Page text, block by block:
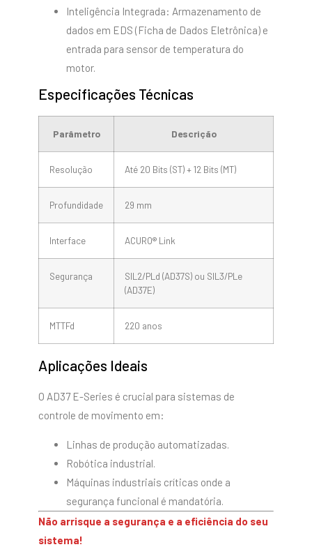
Inteligência Integrada: Armazenamento de
dados em EDS (Ficha de Dados Eletrônica) e
entrada para sensor de temperatura do
motor.
Especificações Técnicas
Parâmetro Descrição
Resolução Até 20 Bits (ST) + 12 Bits (MT)
Profundidade 29 mm
Interface ACURO® Link
Segurança
SIL2/PLd (AD37S) ou SIL3/PLe
(AD37E)
MTTFd 220 anos
Aplicações Ideais
O AD37 E-Series é crucial para sistemas de
controle de movimento em:
Linhas de produção automatizadas.
Robótica industrial.
Máquinas industriais críticas onde a
segurança funcional é mandatória.
Não arrisque a segurança e a eficiência do seu
sistema!